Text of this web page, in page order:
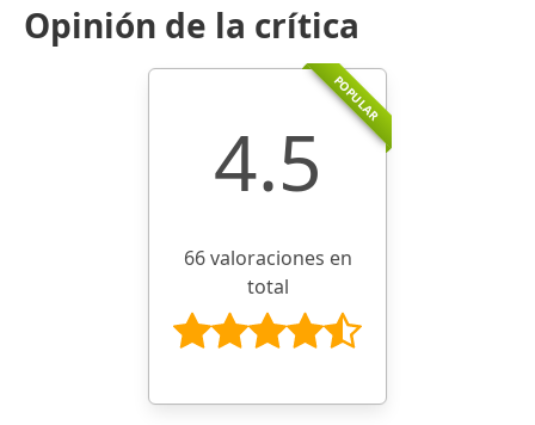
Opinión de la crítica
POPULAR
4.5
66 valoraciones en
total